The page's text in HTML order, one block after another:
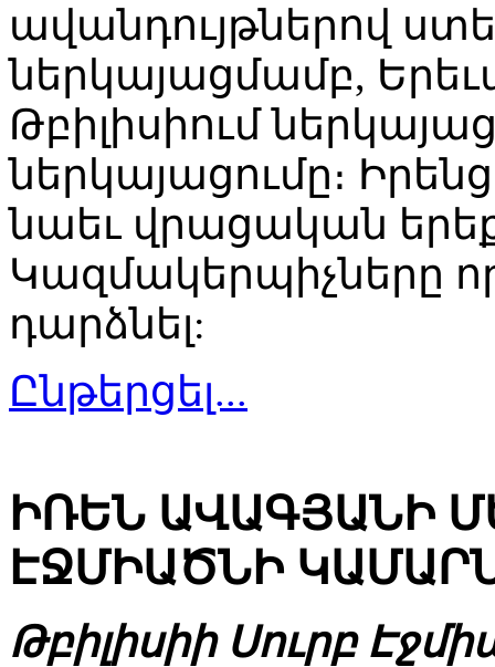
ավանդույթներով
ներկայացմամբ,
Թբիլիսիում
ներկայացումը։
նաեւ վրացական
Կազմակերպիչները
դարձնել:
Ընթերցել...
ԻՌԵՆ ԱՎԱԳՅԱՆԻ
ԷՋՄԻԱԾՆԻ
Թբիլիսիի Սուրբ